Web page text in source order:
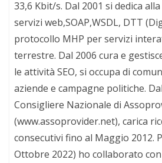
33,6 Kbit/s. Dal 2001 si dedica
servizi web,SOAP,WSDL, DTT
protocollo MHP per servizi
terrestre. Dal 2006 cura e
le attività SEO, si occupa di
aziende e campagne politiche.
Consigliere Nazionale di
(www.assoprovider.net), carica
consecutivi fino al Maggio 2012.
Ottobre 2022) ho collaborato